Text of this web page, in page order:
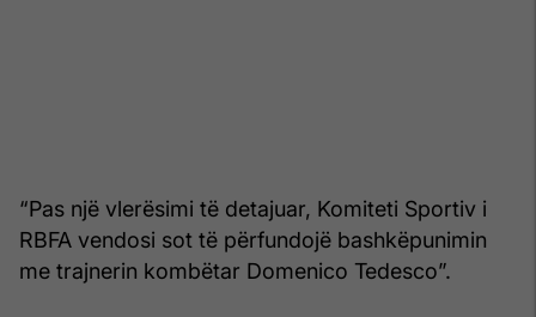
“Pas një vlerësimi të detajuar, Komiteti Sportiv i
RBFA vendosi sot të përfundojë bashkëpunimin
me trajnerin kombëtar Domenico Tedesco”.